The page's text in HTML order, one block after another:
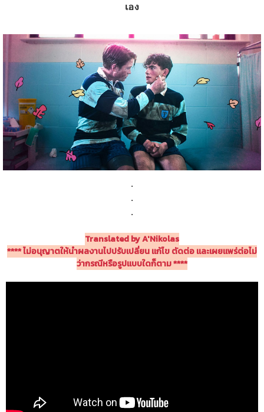
เอง
.
.
.
Translated by A'Nikolas
**** ไม่อนุญาตให้นำผลงานไปปรับเปลี่ยน แก้ไข ตัดต่อ เเละเผยแพร่ต่อไม่
ว่ากรณีหรือรูปแบบใดก็ตาม ****